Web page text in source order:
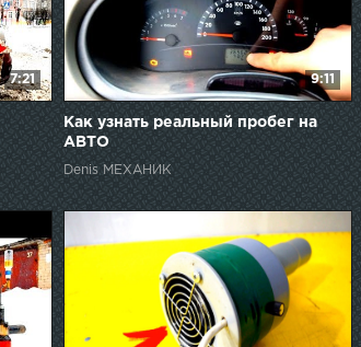
7:21 9:11
Как узнать реальный пробег на
АВТО
Denis МЕХАНИК